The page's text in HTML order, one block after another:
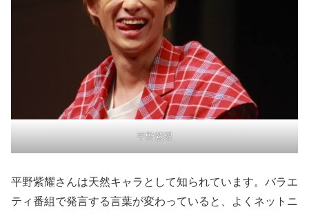
平野紫耀
平野紫耀さんは天然キャラとして知られています。バラエ
ティ番組で発言する言葉が変わっていると、よくネットニ